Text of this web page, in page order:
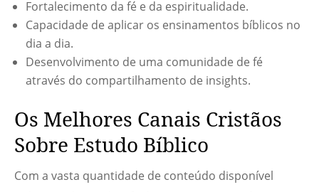
Fortalecimento da fé e da espiritualidade.
Capacidade de aplicar os ensinamentos bíblicos no
dia a dia.
Desenvolvimento de uma comunidade de fé
através do compartilhamento de insights.
Os Melhores Canais Cristãos
Sobre Estudo Bíblico
Com a vasta quantidade de conteúdo disponível